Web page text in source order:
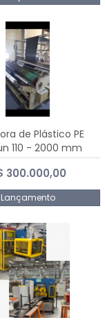
de Plástico PE
110 - 2000 mm
300.000,00
Lançamento